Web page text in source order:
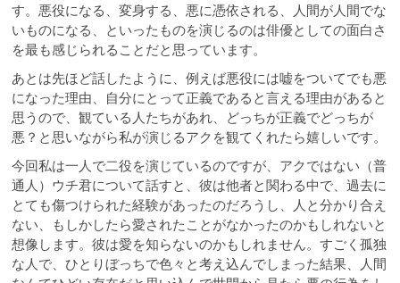
す。悪役になる、変身する、悪に憑依される、人間が人間でな
いものになる、といったものを演じるのは俳優としての面白さ
を最も感じられることだと思っています。
あとは先ほど話したように、例えば悪役には嘘をついてでも悪
になった理由、自分にとって正義であると言える理由があると
思うので、観ている人たちがあれ、どっちが正義でどっちが
悪？と思いながら私が演じるアクを観てくれたら嬉しいです。
今回私は一人で二役を演じているのですが、アクではない（普
通人）ウチ君について話すと、彼は他者と関わる中で、過去に
とても傷つけられた経験があったのだろうし、人と分かり合え
ない、もしかしたら愛されたことがなかったのかもしれないと
想像します。彼は愛を知らないのかもしれません。すごく孤独
な人で、ひとりぼっちで色々と考え込んでしまった結果、人間